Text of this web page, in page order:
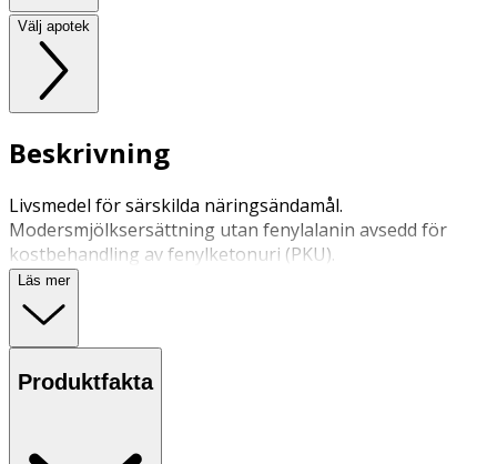
Välj apotek
Beskrivning
Livsmedel för särskilda näringsändamål.
Modersmjölksersättning utan fenylalanin avsedd för
kostbehandling av fenylketonuri (PKU).
Läs mer
Produktfakta